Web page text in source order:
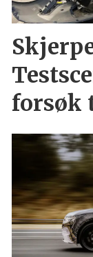
forsøk